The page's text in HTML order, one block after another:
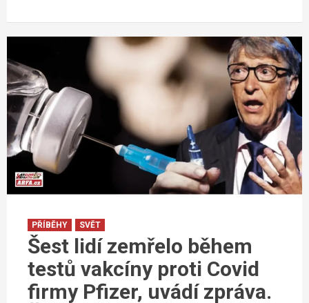
PŘÍBĚHY SVĚT
Šest lidí zemřelo během
testů vakcíny proti Covid
firmy Pfizer, uvádí zpráva.